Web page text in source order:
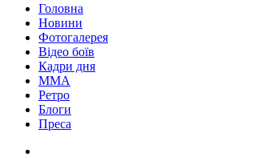
Головна
Новини
Фотогалерея
Відео боїв
Кадри дня
ММА
Ретро
Блоги
Преса